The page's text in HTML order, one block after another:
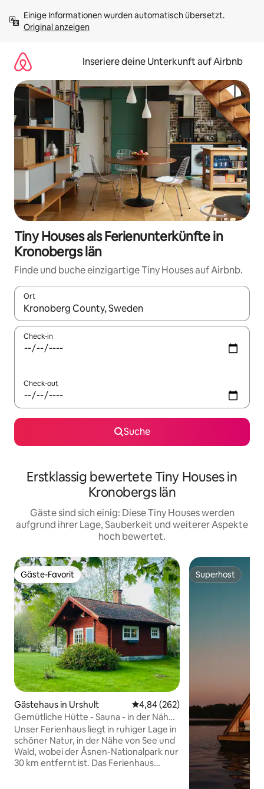
Inhalten
springenOriginal anzeigen
Inseriere deine Unterkunft auf Airbnb
Tiny Houses als Ferienunterkünfte in
Kronobergs län
Finde und buche einzigartige Tiny Houses auf Airbnb.
Ort
Wenn Ergebnisse verfügbar sind, navigiere mit den
Check-in
Check-out
Suche
Erstklassig bewertete Tiny Houses in
Kronobergs län
Gäste sind sich einig: Diese Tiny Houses werden
aufgrund ihrer Lage, Sauberkeit und weiterer Aspekte
hoch bewertet.
Gäste-Favorit
Gäste-Favorit
Gästehaus in Urshult Durchschnittliche Bewertung:
4,84 (262)
Gemütliche Hütte - Sauna - in der Nähe
des Nationalparks Åsnen
Unser Ferienhaus liegt in ruhiger Lage in
schöner Natur, in der Nähe von See und
Wald, wobei der Åsnen-Nationalpark nur
30 km entfernt ist. Das Ferienhaus
Superhost
Superhost